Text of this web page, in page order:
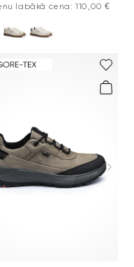
labākā cena: 110,00 €